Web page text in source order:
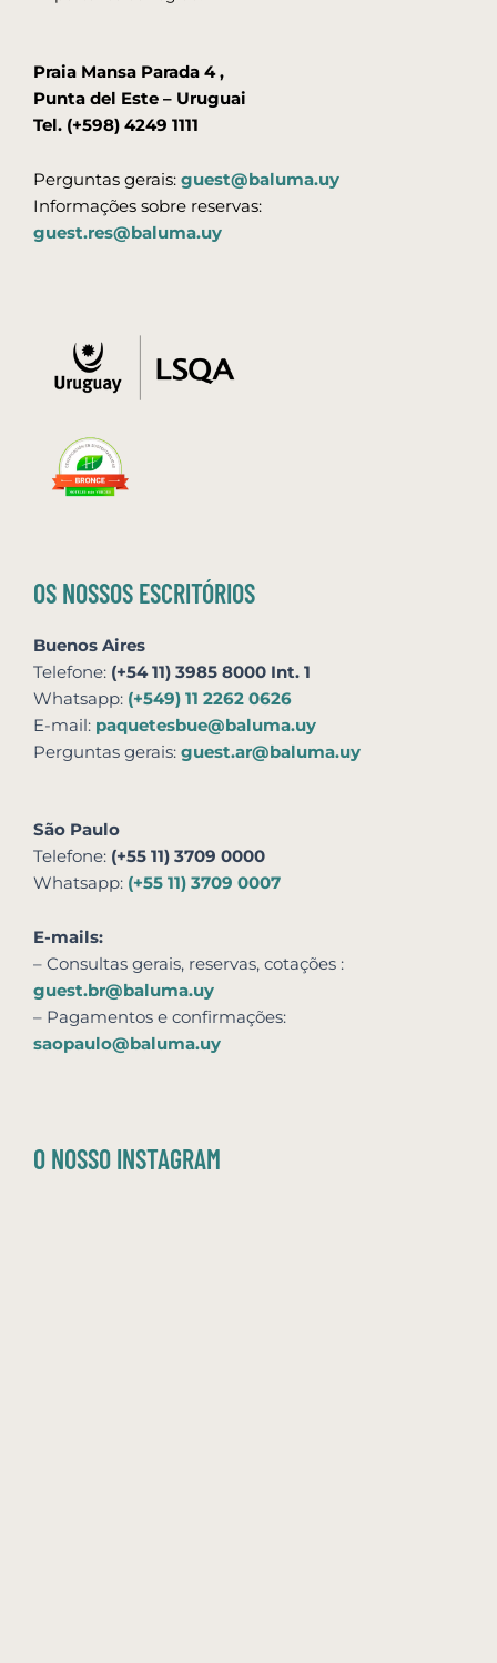
Praia Mansa Parada 4 ,
Punta del Este – Uruguai
Tel. (+598) 4249 1111
Perguntas gerais: guest@baluma.uy
Informações sobre reservas:
guest.res@baluma.uy
OS NOSSOS ESCRITÓRIOS
Buenos Aires
Telefone: (+54 11) 3985 8000 Int. 1
Whatsapp: (+549) 11 2262 0626
E-mail: paquetesbue@baluma.uy
Perguntas gerais: guest.ar@baluma.uy
São Paulo
Telefone: (+55 11) 3709 0000
Whatsapp: (+55 11) 3709 0007
E-mails:
– Consultas gerais, reservas, cotações :
guest.br@baluma.uy
– Pagamentos e confirmações:
saopaulo@baluma.uy
O NOSSO INSTAGRAM